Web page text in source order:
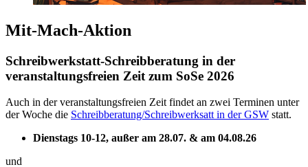
Mit-Mach-Aktion
Schreibwerkstatt-Schreibberatung in der
veranstaltungsfreien Zeit zum SoSe 2026
Auch in der veranstaltungsfreien Zeit findet an zwei Terminen unter
der Woche die Schreibberatung/Schreibwerksatt in der GSW statt.
Dienstags 10-12, außer am 28.07. & am 04.08.26
und